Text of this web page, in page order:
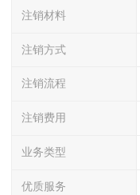
注销材料
注销方式
注销流程
注销费用
业务类型
优质服务